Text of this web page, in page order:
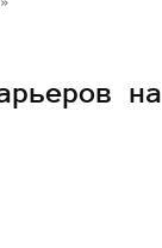
на